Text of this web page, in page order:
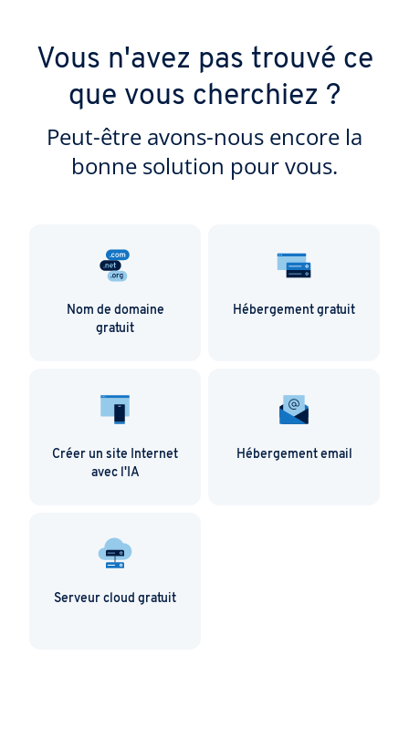
Vous n'avez pas trouvé ce
que vous cherchiez ?
Peut-être avons-nous encore la
bonne solution pour vous.
Nom de domaine
gratuit
Hébergement gratuit
Créer un site Internet
avec l'IA
Hébergement email
Serveur cloud gratuit